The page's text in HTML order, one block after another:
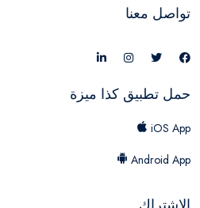
تواصل معنا
حمل تطبيق كذا ميزة
iOS App
Android App